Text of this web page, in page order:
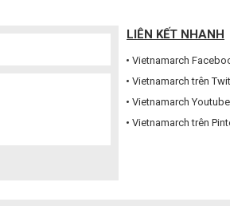
LIÊN KẾT NHANH
Vietnamarch
Vietnamarch trên
Vietnamarch Youtube
Vietnamarch trên